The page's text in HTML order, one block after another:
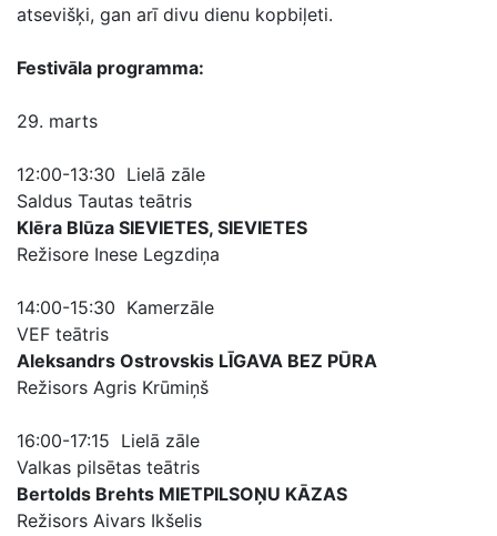
atsevišķi, gan arī divu dienu kopbiļeti.
Festivāla programma:
29. marts
12:00-13:30 Lielā zāle
Saldus Tautas teātris
Klēra Blūza SIEVIETES, SIEVIETES
Režisore Inese Legzdiņa
14:00-15:30 Kamerzāle
VEF teātris
Aleksandrs Ostrovskis LĪGAVA BEZ PŪRA
Režisors Agris Krūmiņš
16:00-17:15 Lielā zāle
Valkas pilsētas teātris
Bertolds Brehts MIETPILSOŅU KĀZAS
Režisors Aivars Ikšelis